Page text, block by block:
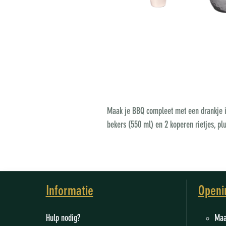
Maak je BBQ compleet met een
bekers (550 ml) en 2 koperen rietjes,
Informatie
Hulp nodig?